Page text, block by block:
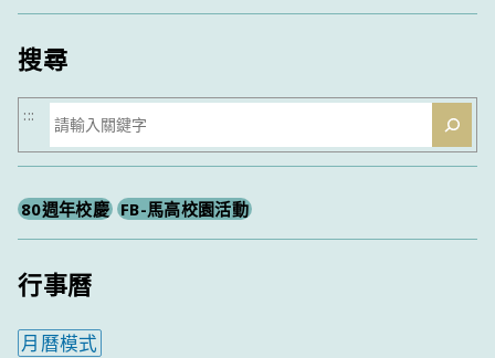
類
搜尋
搜
尋
:::
80週年校慶 FB-馬高校園活動
行事曆
月曆模式